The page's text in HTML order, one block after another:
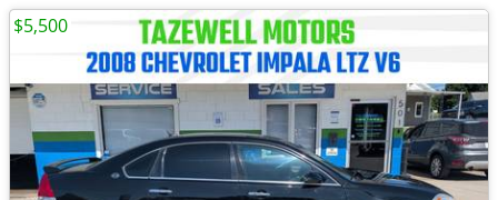
$5,500